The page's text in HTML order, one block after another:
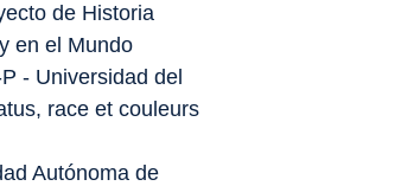
de Historia
en el Mundo
- Universidad del
race et couleurs
Autónoma de